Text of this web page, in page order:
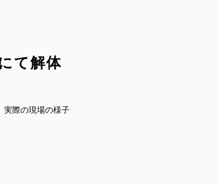
て解体
実際の現場の様子